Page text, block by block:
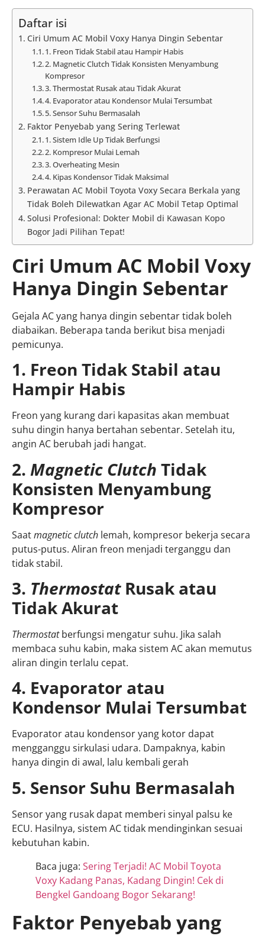
Daftar isi
Ciri Umum AC Mobil Voxy Hanya Dingin Sebentar
1. Freon Tidak Stabil atau Hampir Habis
2. Magnetic Clutch Tidak Konsisten Menyambung
Kompresor
3. Thermostat Rusak atau Tidak Akurat
4. Evaporator atau Kondensor Mulai Tersumbat
5. Sensor Suhu Bermasalah
Faktor Penyebab yang Sering Terlewat
1. Sistem Idle Up Tidak Berfungsi
2. Kompresor Mulai Lemah
3. Overheating Mesin
4. Kipas Kondensor Tidak Maksimal
Perawatan AC Mobil Toyota Voxy Secara Berkala yang
Tidak Boleh Dilewatkan Agar AC Mobil Tetap Optimal
Solusi Profesional: Dokter Mobil di Kawasan Kopo
Bogor Jadi Pilihan Tepat!
Ciri Umum AC Mobil Voxy
Hanya Dingin Sebentar
Gejala AC yang hanya dingin sebentar tidak boleh
diabaikan. Beberapa tanda berikut bisa menjadi
pemicunya.
1. Freon Tidak Stabil atau
Hampir Habis
Freon yang kurang dari kapasitas akan membuat
suhu dingin hanya bertahan sebentar. Setelah itu,
angin AC berubah jadi hangat.
2. Magnetic Clutch Tidak
Konsisten Menyambung
Kompresor
Saatmagnetic clutch lemah, kompresor bekerja secara
putus-putus. Aliran freon menjadi terganggu dan
tidak stabil.
3. ThermostatRusak atau
Tidak Akurat
Thermostatberfungsi mengatur suhu. Jika salah
membaca suhu kabin, maka sistem AC akan memutus
aliran dingin terlalu cepat.
4. Evaporator atau
Kondensor Mulai Tersumbat
Evaporator atau kondensor yang kotor dapat
mengganggu sirkulasi udara. Dampaknya, kabin
hanya dingin di awal, lalu kembali gerah
5. Sensor Suhu Bermasalah
Sensor yang rusak dapat memberi sinyal palsu ke
ECU. Hasilnya, sistem AC tidak mendinginkan sesuai
kebutuhan kabin.
Baca juga: Sering Terjadi! AC Mobil Toyota
Voxy Kadang Panas, Kadang Dingin! Cek di
Bengkel Gandoang Bogor Sekarang!
Faktor Penyebab yang